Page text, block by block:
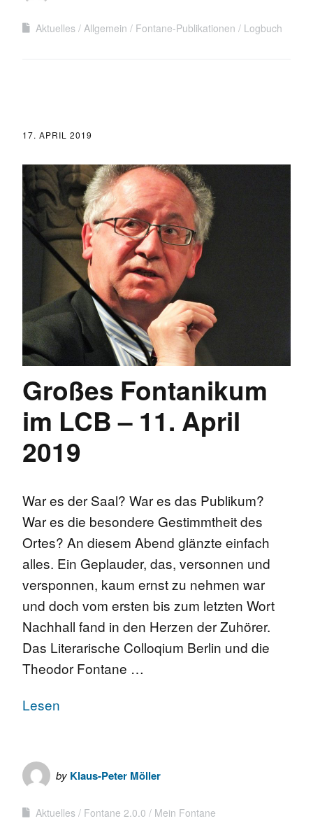
Aktuelles Allgemein Fontane-Publikationen Logbuch
17. APRIL 2019
Großes Fontanikum
im LCB – 11. April
2019
War es der Saal? War es das Publikum?
War es die besondere Gestimmtheit des
Ortes? An diesem Abend glänzte einfach
alles. Ein Geplauder, das, versonnen und
versponnen, kaum ernst zu nehmen war
und doch vom ersten bis zum letzten Wort
Nachhall fand in den Herzen der Zuhörer.
Das Literarische Colloqium Berlin und die
Theodor Fontane …
Lesen
by Klaus-Peter Möller
Aktuelles Fontane 2.0.0 Mein Fontane